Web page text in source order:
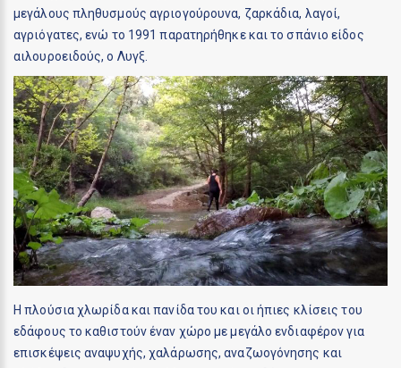
μεγάλους πληθυσμούς αγριογούρουνα, ζαρκάδια, λαγοί,
αγριόγατες, ενώ το 1991 παρατηρήθηκε και το σπάνιο είδος
αιλουροειδούς, ο Λυγξ.
Η πλούσια χλωρίδα και πανίδα του και οι ήπιες κλίσεις του
εδάφους το καθιστούν έναν χώρο με μεγάλο ενδιαφέρον για
επισκέψεις αναψυχής, χαλάρωσης, αναζωογόνησης και